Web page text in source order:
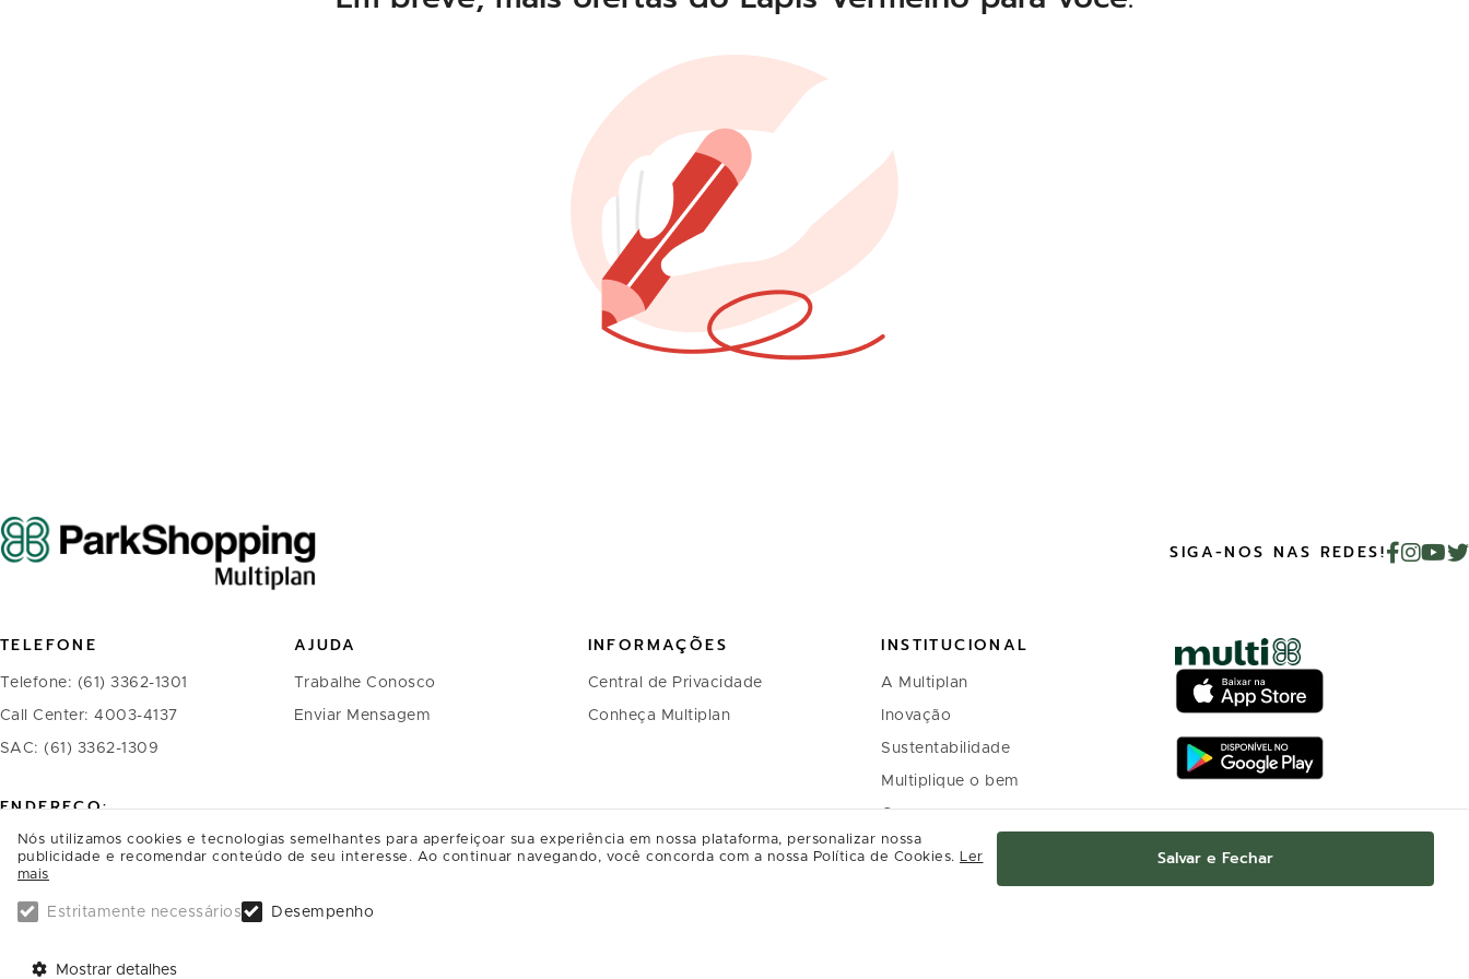
SIGA-NOS NAS REDES!
TELEFONE
Telefone: (61) 3362-1301
Call Center: 4003-4137
SAC: (61) 3362-1309
ENDEREÇO:
ParkShopping, SAI/SO Área 6580
Brasília - DF
CEP: 71219-900
SAIBA COMO CHEGAR
AJUDA
Trabalhe Conosco
Enviar Mensagem
INFORMAÇÕES
Central de Privacidade
Conheça Multiplan
INSTITUCIONAL
A Multiplan
Inovação
Sustentabilidade
Multiplique o bem
Governança
Relação com investidores
Regulamento Programa de
Nós utilizamos cookies e tecnologias semelhantes para aperfeiçoar sua experiência em nossa plataforma, personalizar nossa
publicidade e recomendar conteúdo de seu interesse. Ao continuar navegando, você concorda com a nossa Política de Cookies. Ler
mais
Estritamente necessários Desempenho
Mostrar detalhes
Salvar e Fechar